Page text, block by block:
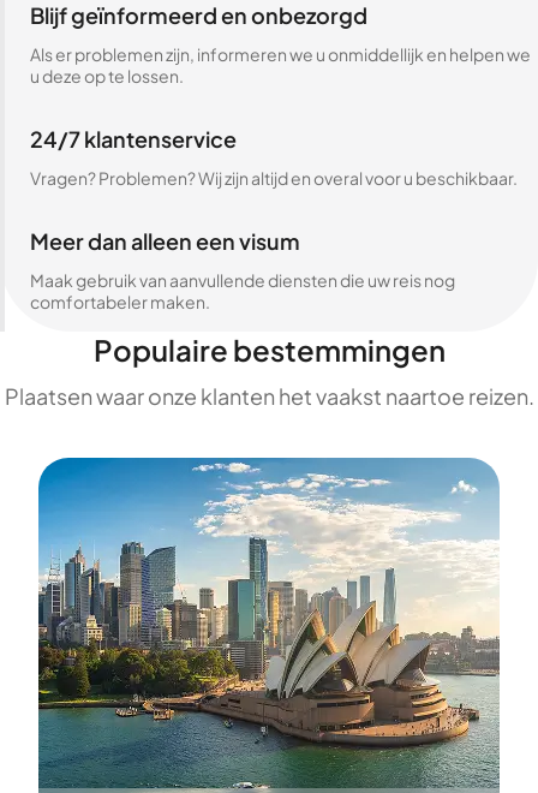
Blijf geïnformeerd en onbezorgd
Als er problemen zijn, informeren we u onmiddellijk en helpen we
u deze op te lossen.
24/7 klantenservice
Vragen? Problemen? Wij zijn altijd en overal voor u beschikbaar.
Meer dan alleen een visum
Maak gebruik van aanvullende diensten die uw reis nog
comfortabeler maken.
Populaire bestemmingen
Plaatsen waar onze klanten het vaakst naartoe reizen.